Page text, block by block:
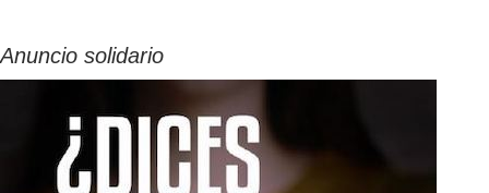
Anuncio solidario